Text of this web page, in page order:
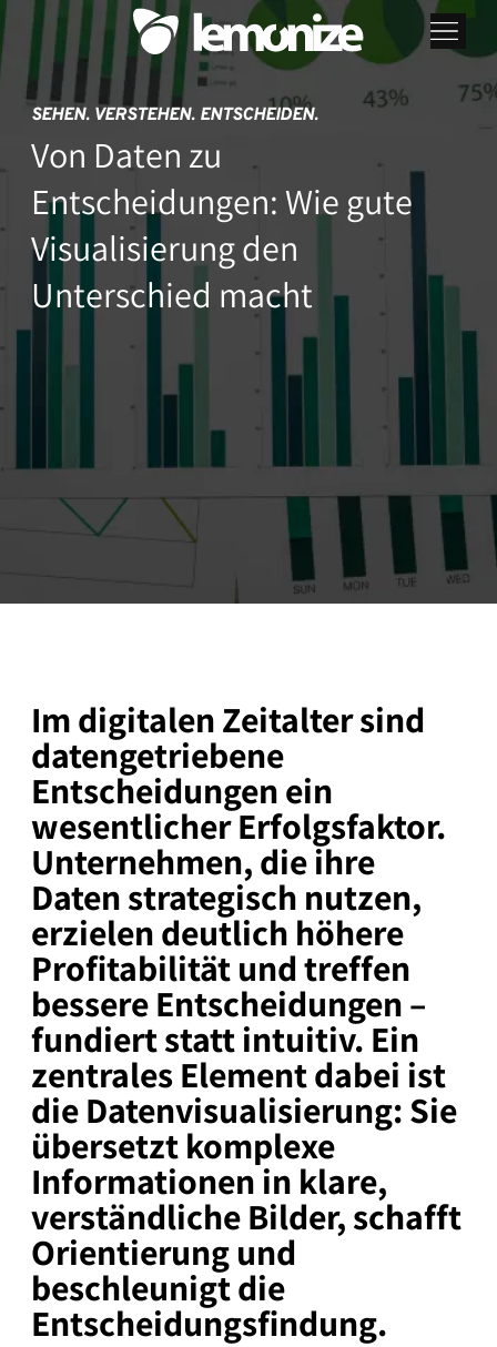
SEHEN. VERSTEHEN. ENTSCHEIDEN.
Von Daten zu
Entscheidungen: Wie gute
Visualisierung den
Unterschied macht
Im digitalen Zeitalter sind
datengetriebene
Entscheidungen ein
wesentlicher Erfolgsfaktor.
Unternehmen, die ihre
Daten strategisch nutzen,
erzielen deutlich höhere
Profitabilität und treffen
bessere Entscheidungen –
fundiert statt intuitiv. Ein
zentrales Element dabei ist
die Datenvisualisierung: Sie
übersetzt komplexe
Informationen in klare,
verständliche Bilder, schafft
Orientierung und
beschleunigt die
Entscheidungsfindung.